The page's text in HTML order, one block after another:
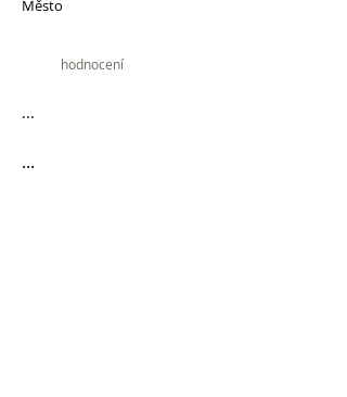
Město
hodnocení
...
...